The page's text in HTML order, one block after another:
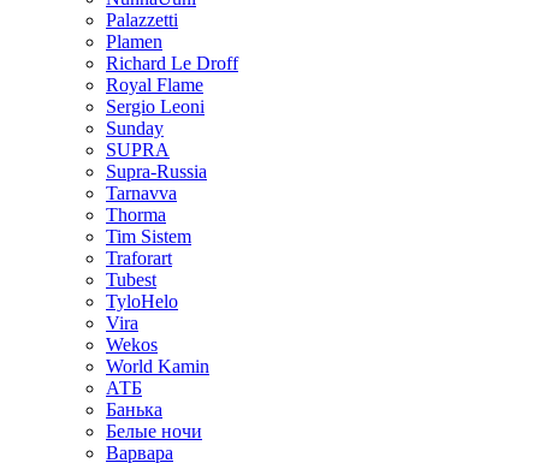
Palazzetti
Plamen
Richard Le Droff
Royal Flame
Sergio Leoni
Sunday
SUPRA
Supra-Russia
Tarnavva
Thorma
Tim Sistem
Traforart
Tubest
TyloHelo
Vira
Wekos
World Kamin
АТБ
Банька
Белые ночи
Варвара